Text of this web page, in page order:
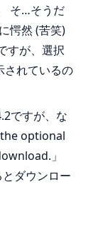
そ…そうだ
愕然 (苦笑)
すが、選択
されているの
ですが、な
the optional
」
ダウンロー